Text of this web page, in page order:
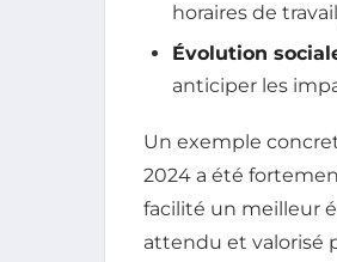
horaires de
Évolution
anticiper les
Un exemple
2024 a été
facilité un meilleur
attendu et valorisé